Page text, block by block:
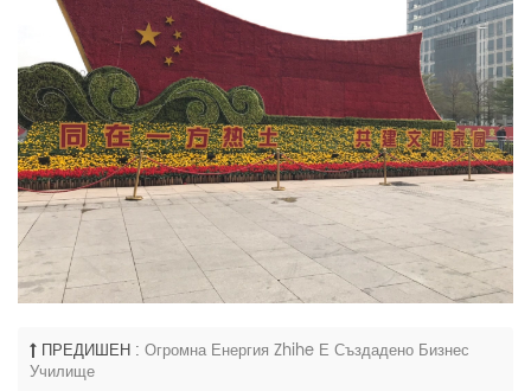
ПРЕДИШЕН : Огромна Енергия Zhihe Е Създадено Бизнес
Училище